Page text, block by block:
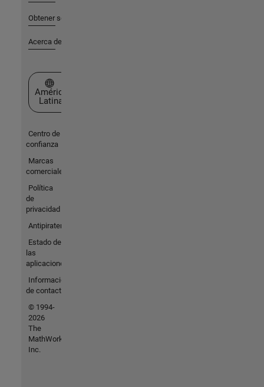
Obtener soporte
Acerca de MathWorks
Seleccione un país/idioma
América
Latina
Centro de
confianza
Marcas
comerciales
Política
de
privacidad
Antipiratería
Estado de
las
aplicaciones
Información
de contacto
© 1994-
2026
The
MathWorks,
Inc.